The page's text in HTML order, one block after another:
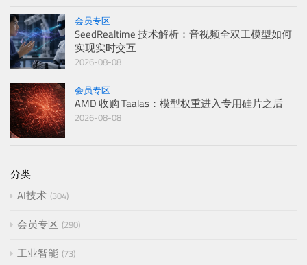
会员专区
SeedRealtime 技术解析：音视频全双工模型如何
实现实时交互
2026-08-08
会员专区
AMD 收购 Taalas：模型权重进入专用硅片之后
2026-08-08
分类
AI技术 304
会员专区 290
工业智能 73